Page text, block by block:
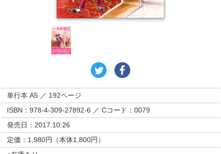
単行本 A5 ／ 192ページ
ISBN：978-4-309-27892-6 ／ Cコード：0079
発売日：2017.10.26
定価：1,980円（本体1,800円）